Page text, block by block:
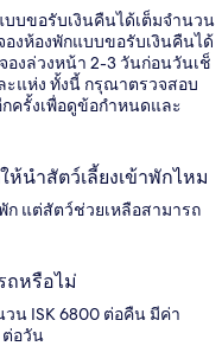
บบขอรับเงินคืนได้เต็มจำนวน
งห้องพักแบบขอรับเงินคืนได้
งล่วงหน้า 2-3 วันก่อนวันเช็
แห่ง ทั้งนี้ กรุณาตรวจสอบ
ครั้งเพื่อดูข้อกำหนดและ
นำสัตว์เลี้ยงเข้าพักไหม
ก แต่สัตว์ช่วยเหลือสามารถ
ถหรือไม่
น ISK 6800 ต่อคืน มีค่า
ต่อวัน